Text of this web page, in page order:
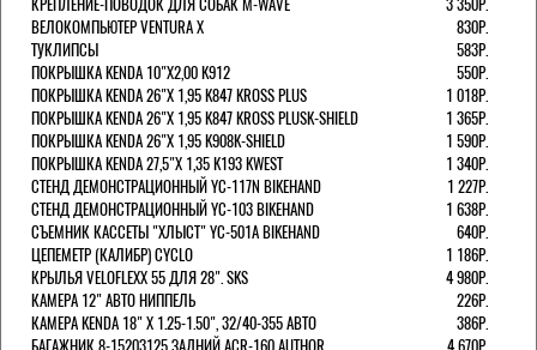
ВЕЛОКОМПЬЮТЕР VENTURA Х
830Р.
ТУКЛИПСЫ
583Р.
ПОКРЫШКА KENDA 10"Х2,00 K912
550Р.
ПОКРЫШКА KENDA 26"Х 1,95 K847 KROSS PLUS
1 018Р.
ПОКРЫШКА KENDA 26"Х 1,95 K847 KROSS PLUSK-SHIELD
1 365Р.
ПОКРЫШКА KENDA 26"Х 1,95 K908K-SHIELD
1 590Р.
ПОКРЫШКА KENDA 27,5"Х 1,35 K193 KWEST
1 340Р.
СТЕНД ДЕМОНСТРАЦИОННЫЙ YC-117N BIKEHAND
1 227Р.
СТЕНД ДЕМОНСТРАЦИОННЫЙ YC-103 BIKEHAND
1 638Р.
СЪЕМНИК КАССЕТЫ "ХЛЫСТ" YC-501A BIKEHAND
640Р.
ЦЕПЕМЕТР (КАЛИБР) CYCLO
1 186Р.
КРЫЛЬЯ VELOFLEXX 55 ДЛЯ 28". SKS
4 980Р.
КАМЕРА 12" АВТО НИППЕЛЬ
226Р.
КАМЕРА KENDA 18" Х 1.25-1.50", 32/40-355 АВТО
386Р.
БАГАЖНИК 8-15203125 ЗАДНИЙ ACR-160 AUTHOR
4 670Р.